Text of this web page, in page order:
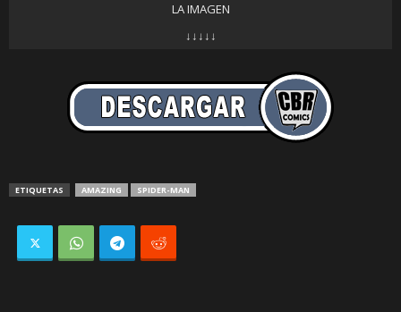
LA IMAGEN
↓↓↓↓↓
ETIQUETAS AMAZING SPIDER-MAN